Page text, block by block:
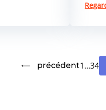
précédent1…34